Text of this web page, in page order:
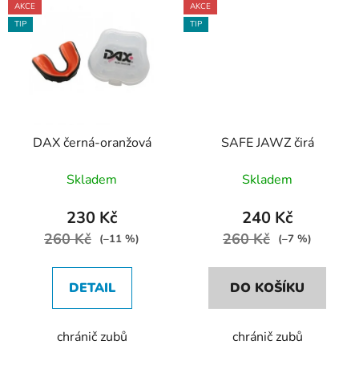
AKCE
TIP
DAX černá-oranžová
Skladem
230 Kč
260 Kč (–11 %)
DETAIL
chránič zubů
AKCE
TIP
SAFE JAWZ čirá
Skladem
240 Kč
260 Kč (–7 %)
DO KOŠÍKU
chránič zubů